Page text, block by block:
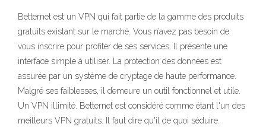
Betternet est un VPN qui fait partie de la gamme des produits
gratuits existant sur le marché. Vous n’avez pas besoin de
vous inscrire pour profiter de ses services. Il présente une
interface simple à utiliser. La protection des données est
assurée par un système de cryptage de haute performance.
Malgré ses faiblesses, il demeure un outil fonctionnel et utile.
Un VPN illimité. Betternet est considéré comme étant l'un des
meilleurs VPN gratuits. Il faut dire qu'il de quoi séduire.